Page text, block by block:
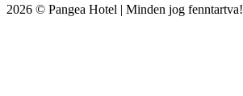
2026 © Pangea Hotel | Minden jog fenntartva!